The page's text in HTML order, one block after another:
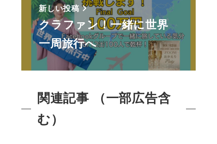
新しい投稿
クラファン！一緒に世界
一周旅行へ
関連記事 （一部広告含
む）